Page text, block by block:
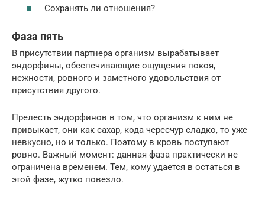
Сохранять ли отношения?
Фаза пять
В присутствии партнера организм вырабатывает
эндорфины, обеспечивающие ощущения покоя,
нежности, ровного и заметного удовольствия от
присутствия другого.
Прелесть эндорфинов в том, что организм к ним не
привыкает, они как сахар, кода чересчур сладко, то уже
невкусно, но и только. Поэтому в кровь поступают
ровно. Важный момент: данная фаза практически не
ограничена временем. Тем, кому удается в остаться в
этой фазе, жутко повезло.